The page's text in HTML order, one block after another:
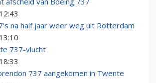
na half jaar weer weg uit Rotterdam
737-vlucht
737 aangekomen in Twente